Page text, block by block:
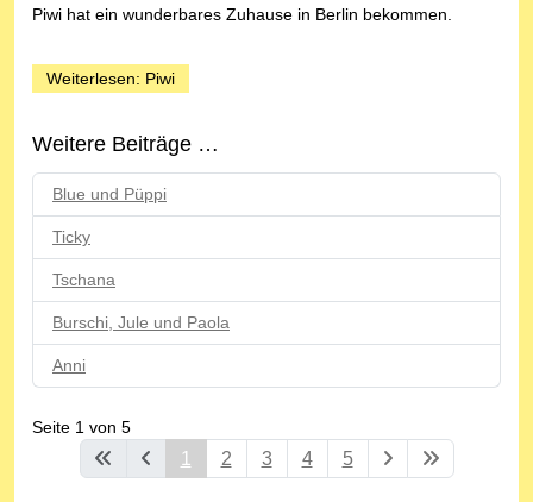
Piwi hat ein wunderbares Zuhause in Berlin bekommen.
Weiterlesen: Piwi
Weitere Beiträge …
Blue und Püppi
Ticky
Tschana
Burschi, Jule und Paola
Anni
Seite 1 von 5
1 2 3 4 5